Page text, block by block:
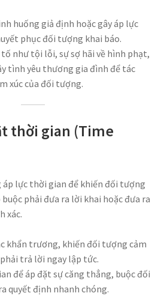
huống giả định hoặc gây áp lực
phục đối tượng khai báo.
tố như tội lỗi, sự sợ hãi về hình phạt,
tình yêu thương gia đình để tác
xúc của đối tượng.
thời gian (Time
áp lực thời gian để khiến đối tượng
phải đưa ra lời khai hoặc đưa ra
xác.
khẩn trương, khiến đối tượng cảm
trả lời ngay lập tức.
để áp đặt sự căng thẳng, buộc đối
quyết định nhanh chóng.